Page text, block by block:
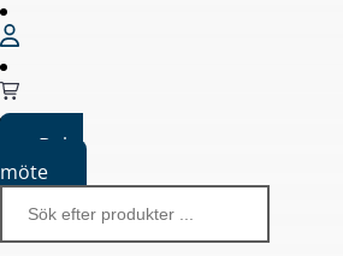
Boka
möte